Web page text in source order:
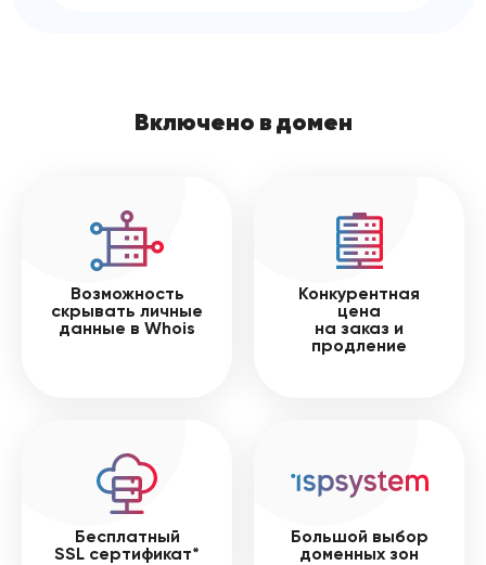
Включено в домен
Возможность
скрывать личные
данные в Whois
Конкурентная
цена
на заказ и
продление
Бесплатный
SSL сертификат*
Большой выбор
доменных зон